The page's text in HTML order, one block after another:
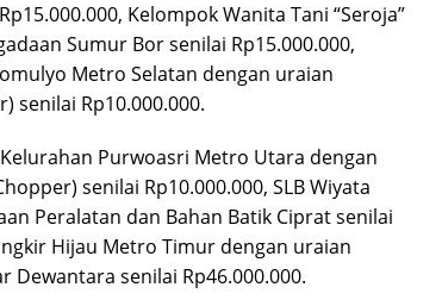
Kelompok Wanita Tani “Seroja”
Sumur Bor senilai Rp15.000.000,
Metro Selatan dengan uraian
senilai Rp10.000.000.
Purwoasri Metro Utara dengan
senilai Rp10.000.000, SLB Wiyata
Peralatan dan Bahan Batik Ciprat senilai
Hijau Metro Timur dengan uraian
Dewantara senilai Rp46.000.000.